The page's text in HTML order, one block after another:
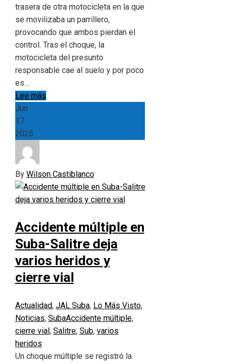
trasera de otra motocicleta en la que
se movilizaba un parrillero,
provocando que ambos pierdan el
control. Tras el choque, la
motocicleta del presunto
responsable cae al suelo y por poco
es…
Lee más
Jun
17
2025
By Wilson Castiblanco
Accidente múltiple en
Suba-Salitre deja
varios heridos y
cierre vial
Actualidad, JAL Suba, Lo Más Visto,
Noticias, SubaAccidente múltiple,
cierre vial , Salitre, Sub, varios
heridos
Un choque múltiple se registró la